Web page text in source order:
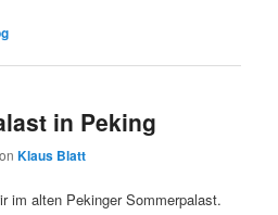
in Peking
Klaus Blatt
im alten Pekinger Sommerpalast.